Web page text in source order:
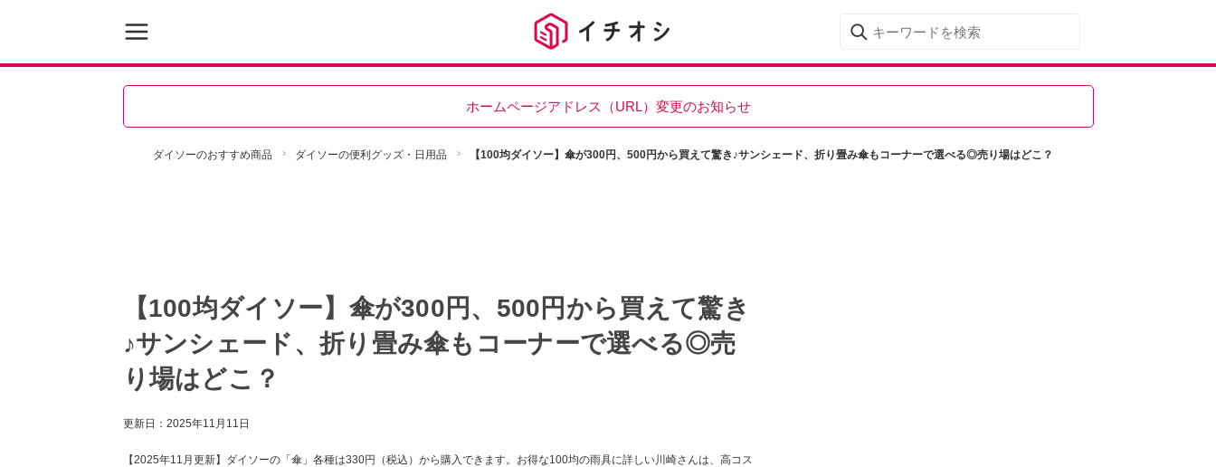
ホームページアドレス（URL）変更のお知らせ
ダイソーのおすすめ商品 ダイソーの便利グッズ・日用品 【100均ダイソー】傘が300円、500円から買えて驚き♪サンシェード、折り畳み傘もコーナーで選べる◎売り場はどこ？
【100均ダイソー】傘が300円、500円から買えて驚き
♪サンシェード、折り畳み傘もコーナーで選べる◎売
り場はどこ？
更新日： 2025年11月11日
【2025年11月更新】ダイソーの「傘」各種は330円（税込）から購入できます。お得な100均の雨具に詳しい川崎さんは、高コス